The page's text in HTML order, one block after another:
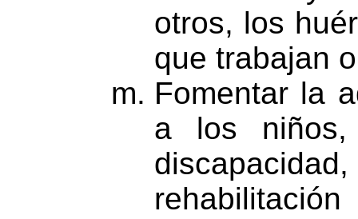
otros, los
que trabajan
Fomentar la
a los niños,